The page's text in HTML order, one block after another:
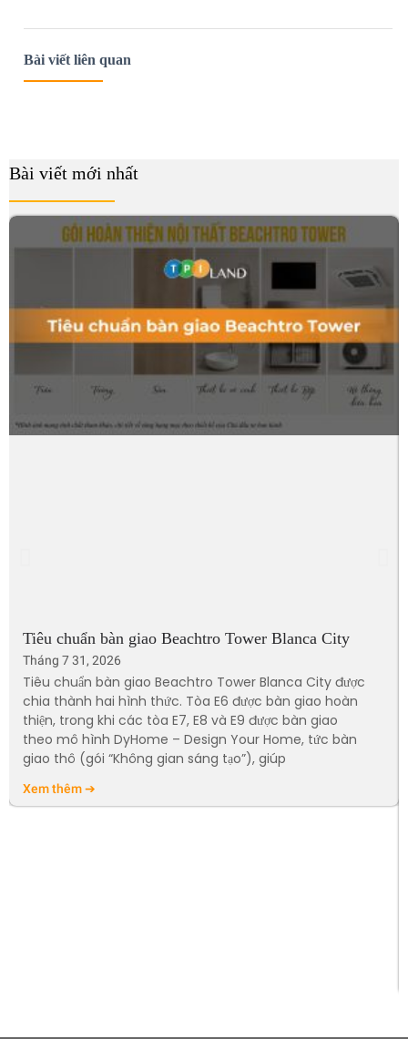
Bài viết liên quan
Bài viết mới nhất
Tiêu chuẩn bàn giao Beachtro Tower Blanca City
Tháng 7 31, 2026
Tiêu chuẩn bàn giao Beachtro Tower Blanca City được
chia thành hai hình thức. Tòa E6 được bàn giao hoàn
thiện, trong khi các tòa E7, E8 và E9 được bàn giao
theo mô hình DyHome – Design Your Home, tức bàn
giao thô (gói “Không gian sáng tạo”), giúp
Xem thêm ➔